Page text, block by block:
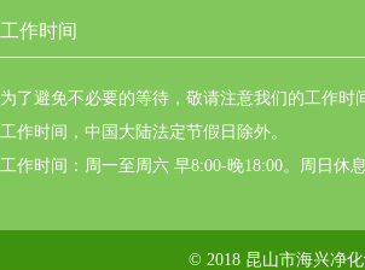
工作时间
为了避免不必要的等待，敬请注意我们的工作时
工作时间，中国大陆法定节假日除外。
工作时间：周一至周六 早8:00-晚18:00。周日休息
© 2018 昆山市海兴净